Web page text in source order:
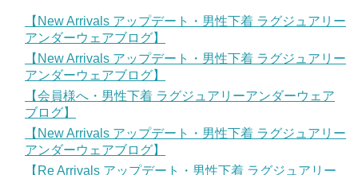
【New Arrivals アップデート・男性下着 ラグジュアリー
アンダーウェアブログ】
【New Arrivals アップデート・男性下着 ラグジュアリー
アンダーウェアブログ】
【会員様へ・男性下着 ラグジュアリーアンダーウェア
ブログ】
【New Arrivals アップデート・男性下着 ラグジュアリー
アンダーウェアブログ】
【Re Arrivals アップデート・男性下着 ラグジュアリー